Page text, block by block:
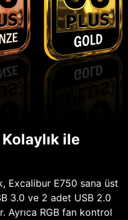
ile
Excalibur E750 sana üst
3.0 ve 2 adet USB 2.0
Ayrıca RGB fan kontrol